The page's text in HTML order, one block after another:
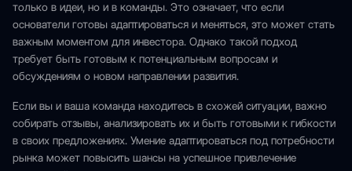
только в идеи, но и в команды. Это означает, что если
основатели готовы адаптироваться и меняться, это может стать
важным моментом для инвестора. Однако такой подход
требует быть готовым к потенциальным вопросам и
обсуждениям о новом направлении развития.
Если вы и ваша команда находитесь в схожей ситуации, важно
собирать отзывы, анализировать их и быть готовыми к гибкости
в своих предложениях. Умение адаптироваться под потребности
рынка может повысить шансы на успешное привлечение